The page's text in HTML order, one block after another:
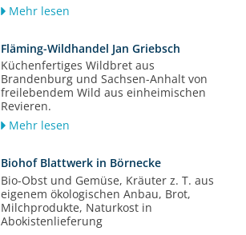
Mehr lesen
Fläming-Wildhandel Jan Griebsch
Küchenfertiges Wildbret aus
Brandenburg und Sachsen-Anhalt von
freilebendem Wild aus einheimischen
Revieren.
Mehr lesen
Biohof Blattwerk in Börnecke
Bio-Obst und Gemüse, Kräuter z. T. aus
eigenem ökologischen Anbau, Brot,
Milchprodukte, Naturkost in
Abokistenlieferung